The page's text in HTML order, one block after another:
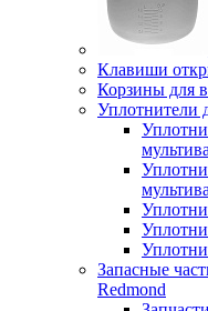
Клавиши
Корзины для
Уплотнители
Запасные
Redmond